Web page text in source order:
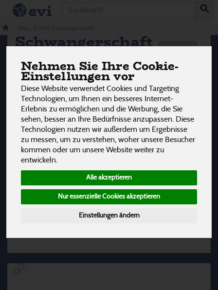
Nehmen Sie Ihre Cookie-
Einstellungen vor
Diese Website verwendet Cookies und Targeting
Technologien, um Ihnen ein besseres Internet-
Erlebnis zu ermöglichen und die Werbung, die Sie
sehen, besser an Ihre Bedürfnisse anzupassen. Diese
Technologien nutzen wir außerdem um Ergebnisse
zu messen, um zu verstehen, woher unsere Besucher
kommen oder um unsere Website weiter zu
entwickeln.
Alle akzeptieren
Nur essenzielle Cookies akzeptieren
Einstellungen ändern
Baby, Kind &
Schwangerschaft 51 von 3242
12
Babynahrung & Beikost
Baby Pflege
5
Baby Zubehör
Stillen & Schwangerschaft